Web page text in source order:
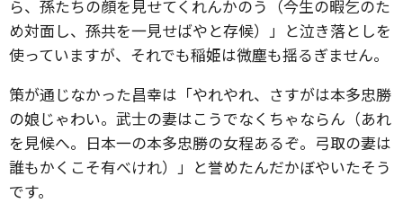
ら、孫たちの顔を見せてくれんかのう（今生の暇乞のた
め対面し、孫共を一見せばやと存候）」と泣き落としを
使っていますが、それでも稲姫は微塵も揺るぎません。
策が通じなかった昌幸は「やれやれ、さすがは本多忠勝
の娘じゃわい。武士の妻はこうでなくちゃならん（あれ
を見候へ。日本一の本多忠勝の女程あるぞ。弓取の妻は
誰もかくこそ有べけれ）」と誉めたんだかぼやいたそう
です。